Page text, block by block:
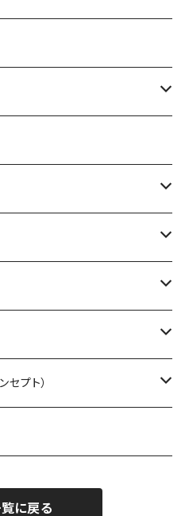
ット/ロンパース）
プト）
に戻る